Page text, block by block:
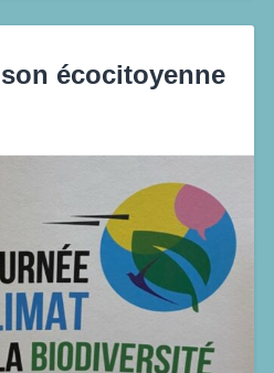
écocitoyenne